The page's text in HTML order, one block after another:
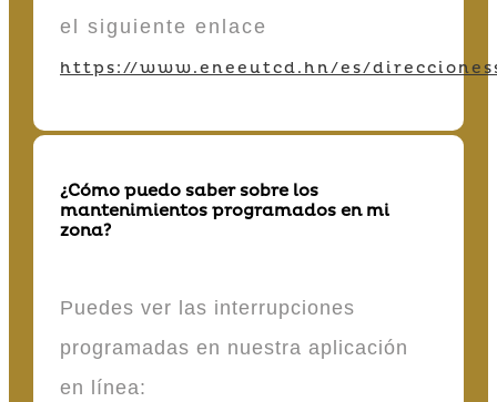
el siguiente enlace
https://www.eneeutcd.hn/es/
¿Cómo puedo saber sobre los
mantenimientos programados en mi
zona?
Puedes ver las interrupciones
programadas en nuestra aplicación
en línea: